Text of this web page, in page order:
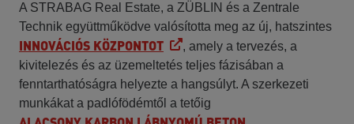
A STRABAG Real Estate, a ZÜBLIN és a Zentrale
Technik együttműködve valósította meg az új, hatszintes
INNOVÁCIÓS KÖZPONTOT
, amely a tervezés, a
kivitelezés és az üzemeltetés teljes fázisában a
fenntarthatóságra helyezte a hangsúlyt. A szerkezeti
munkákat a padlófödémtől a tetőig